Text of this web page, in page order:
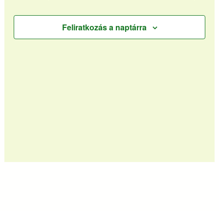
Feliratkozás a naptárra